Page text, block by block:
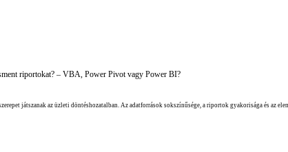
riportokat? – VBA, Power Pivot vagy Power BI?
játszanak az üzleti döntéshozatalban. Az adatforrások sokszínűsége, a riportok gyakorisága és az